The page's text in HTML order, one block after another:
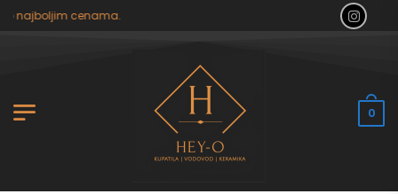
najboljim cenama.
0